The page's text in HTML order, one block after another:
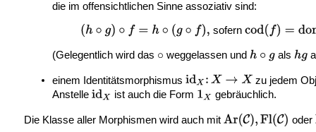
die im offensichtlichen Sinne assoziativ sind:
sofern
(Gelegentlich wird das weggelassen und als
einem Identitätsmorphismus
zu jedem
Anstelle
ist auch die Form gebräuchlich.
Die Klasse aller Morphismen wird auch mit oder